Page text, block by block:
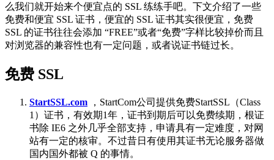
么我们就开始来个便宜点的 SSL 练练手吧。下文介绍了一些
免费和便宜 SSL 证书，便宜的 SSL 证书其实很便宜，免费
SSL 的证书往往会添加 “FREE”或者“免费”字样比较掉价而且
对浏览器的兼容性也有一定问题，或者说证书链过长。
免费 SSL
StartSSL.com ，StartCom公司提供免费StartSSL（Class
1）证书，有效期1年，证书到期后可以免费续期，根证
书除 IE6 之外几乎全部支持，申请具有一定难度，对网
站有一定的核审。不过昔日有使用其证书无论服务器做
国内国外都被 Q 的事情。